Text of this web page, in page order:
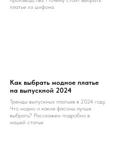
платье из шифона.
Как выбрать модное платье
на выпускной 2024
Тренды выпускных платьев в 2024 году.
Что модно и какие фасоны лучше
выбрать? Расскажем подробно в
нашей статье